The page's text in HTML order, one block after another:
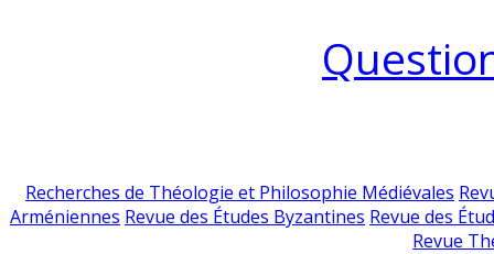
Recherches de Théologie et Philosophie Médiévales
Arméniennes Revue des Études Byzantines Revue des
Revue